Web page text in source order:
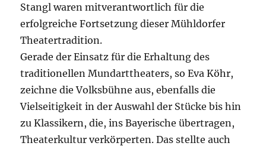
Stangl waren mitverantwortlich für die
erfolgreiche Fortsetzung dieser Mühldorfer
Theatertradition.
Gerade der Einsatz für die Erhaltung des
traditionellen Mundarttheaters, so Eva Köhr,
zeichne die Volksbühne aus, ebenfalls die
Vielseitigkeit in der Auswahl der Stücke bis hin
zu Klassikern, die, ins Bayerische übertragen,
Theaterkultur verkörperten. Das stellte auch